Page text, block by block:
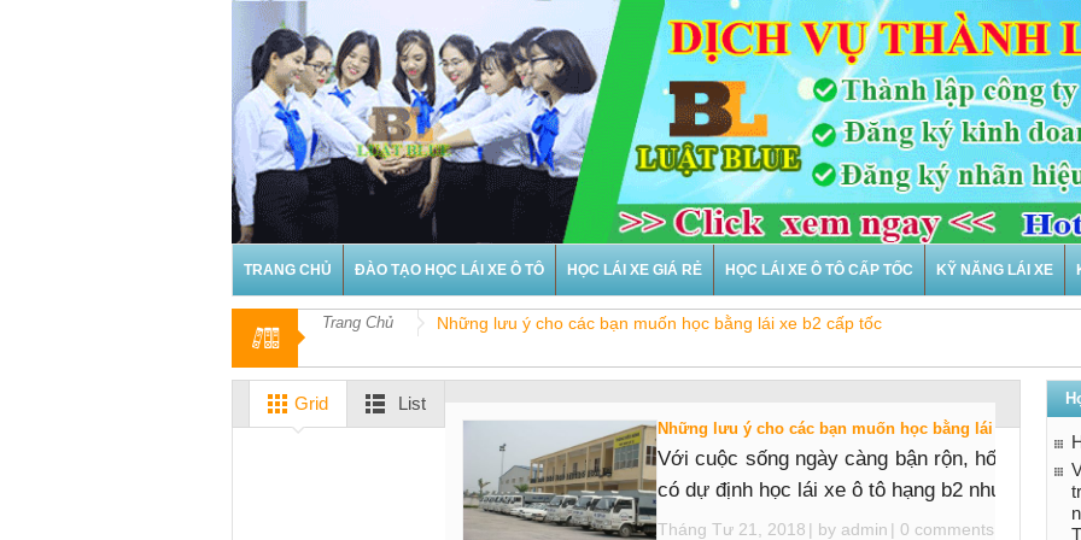
TRANG CHỦ ĐÀO TẠO HỌC LÁI XE Ô TÔ HỌC LÁI XE GIÁ RẺ HỌC LÁI XE Ô TÔ CẤP TỐC KỸ NĂNG LÁI XE
Trang Chủ Những lưu ý cho các bạn muốn học bằng lái xe b2 cấp tốc
Grid List
Những lưu ý cho các bạn muốn học bằng lái xe b2 cấp
Với cuộc sống ngày càng bận rộn, hối hả như
có dự định học lái xe ô tô hạng b2 nhưng sắp
Tháng Tư 21, 2018 | by admin | 0 comments